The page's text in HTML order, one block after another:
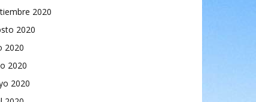
2020
2020
2020
2020
2020